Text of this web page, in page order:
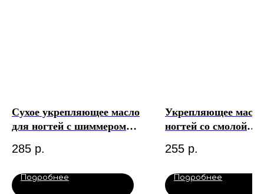
Сухое укрепляющее масло
для ногтей с шиммером
285 р.
Подробнее
Укрепляющее
ногтей со смолой
шиммером
255 р.
Подробнее